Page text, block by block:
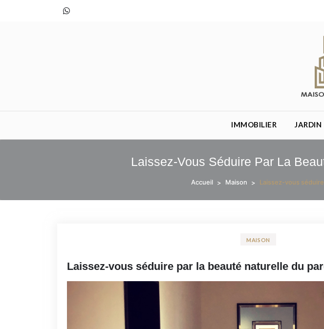
maisonbizarre.eu
IMMOBILIER JARDIN
Laissez-Vous Séduire Par La
Accueil Maison Laissez-vous
MAISON
Laissez-vous séduire par la beauté naturelle du